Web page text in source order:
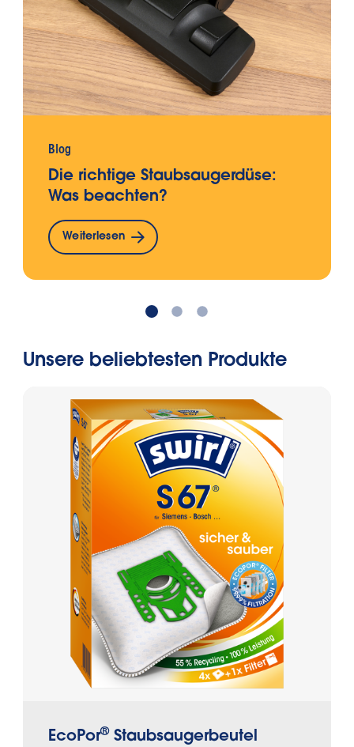
Blog
Die richtige Staubsaugerdüse:
Was beachten?
Weiterlesen
Unsere beliebtesten Produkte
EcoPor® Staubsaugerbeutel